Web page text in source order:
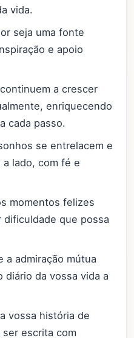
vida.
seja uma fonte
e apoio
a crescer
enriquecendo
cada passo.
se entrelacem e
a lado, com fé e
momentos felizes
dificuldade que possa
a admiração mútua
diário da vossa vida a
vossa história de
escrita com